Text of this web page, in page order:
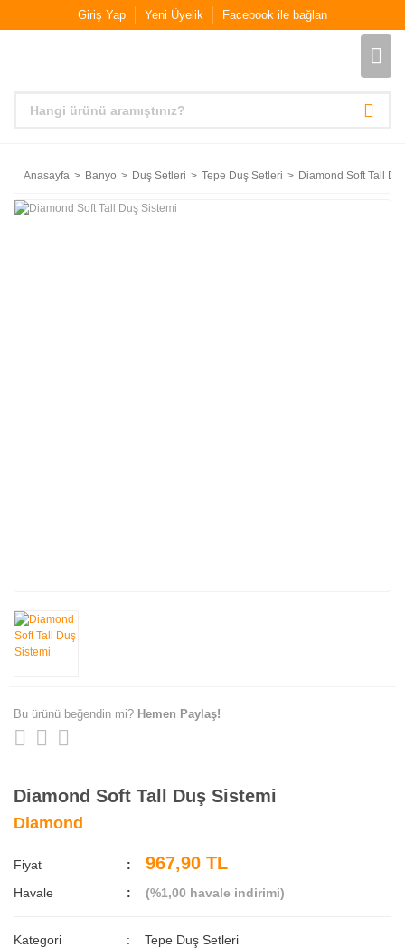
Giriş Yap Yeni Üyelik Facebook ile bağlan
Anasayfa Banyo Duş Setleri Tepe Duş Setleri Diamond Soft Tall
Bu ürünü beğendin mi? Hemen Paylaş!
Diamond Soft Tall Duş Sistemi
Diamond
Fiyat 967,90 TL
Havale (%1,00 havale indirimi)
Kategori
Tepe Duş Setleri